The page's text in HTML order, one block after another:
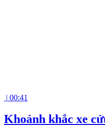
| 00:41
Khoảnh khắc xe